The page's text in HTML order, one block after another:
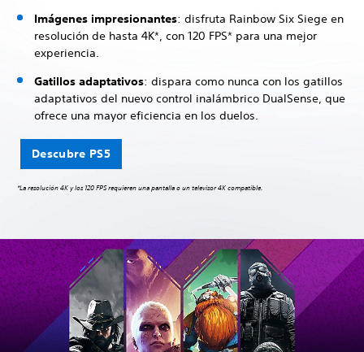
Imágenes impresionantes: disfruta Rainbow Six Siege en
resolución de hasta 4K*, con 120 FPS* para una mejor
experiencia.
Gatillos adaptativos: dispara como nunca con los gatillos
adaptativos del nuevo control inalámbrico DualSense, que
ofrece una mayor eficiencia en los duelos.
Descubre PS5
*La resolución 4K y los 120 FPS requieren una pantalla o un televisor 4K compatible.